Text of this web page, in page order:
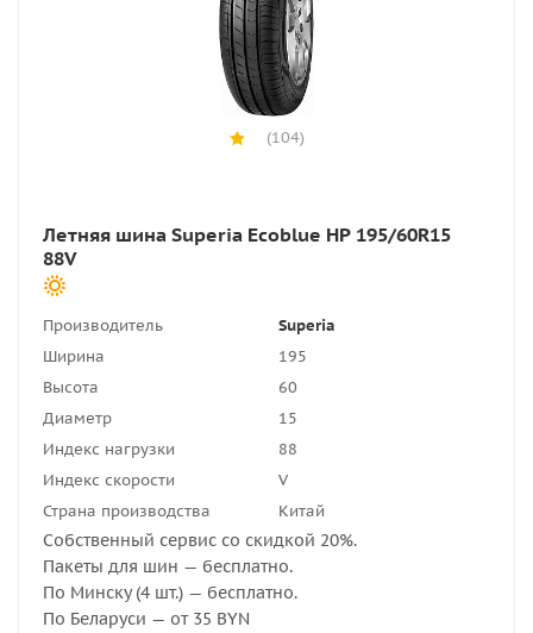
(104)
Летняя шина Superia Ecoblue HP 195/60R15
88V
Производитель
Superia
Ширина
195
Высота
60
Диаметр
15
Индекс нагрузки
88
Индекс скорости
V
Страна производства
Китай
Собственный сервис со скидкой 20%.
Пакеты для шин — бесплатно.
По Минску (4 шт.) — бесплатно.
По Беларуси — от 35 BYN